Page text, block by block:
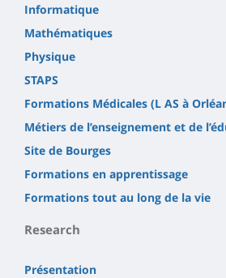
Informatique
Mathématiques
Physique
STAPS
Formations Médicales (L AS à
Métiers de l’enseignement et de
Site de Bourges
Formations en apprentissage
Formations tout au long de la vie
Research
Présentation